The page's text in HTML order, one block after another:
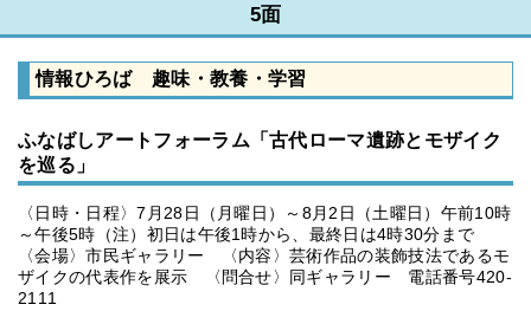
5面
情報ひろば 趣味・教養・学習
ふなばしアートフォーラム「古代ローマ遺跡とモザイク
を巡る」
〈日時・日程〉7月28日（月曜日）～8月2日（土曜日）午前10時
～午後5時（注）初日は午後1時から、最終日は4時30分まで
〈会場〉市民ギャラリー 〈内容〉芸術作品の装飾技法であるモ
ザイクの代表作を展示 〈問合せ〉同ギャラリー 電話番号420-
2111